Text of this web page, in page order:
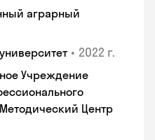
аграрный
• 2022 г.
Учреждение
Центр